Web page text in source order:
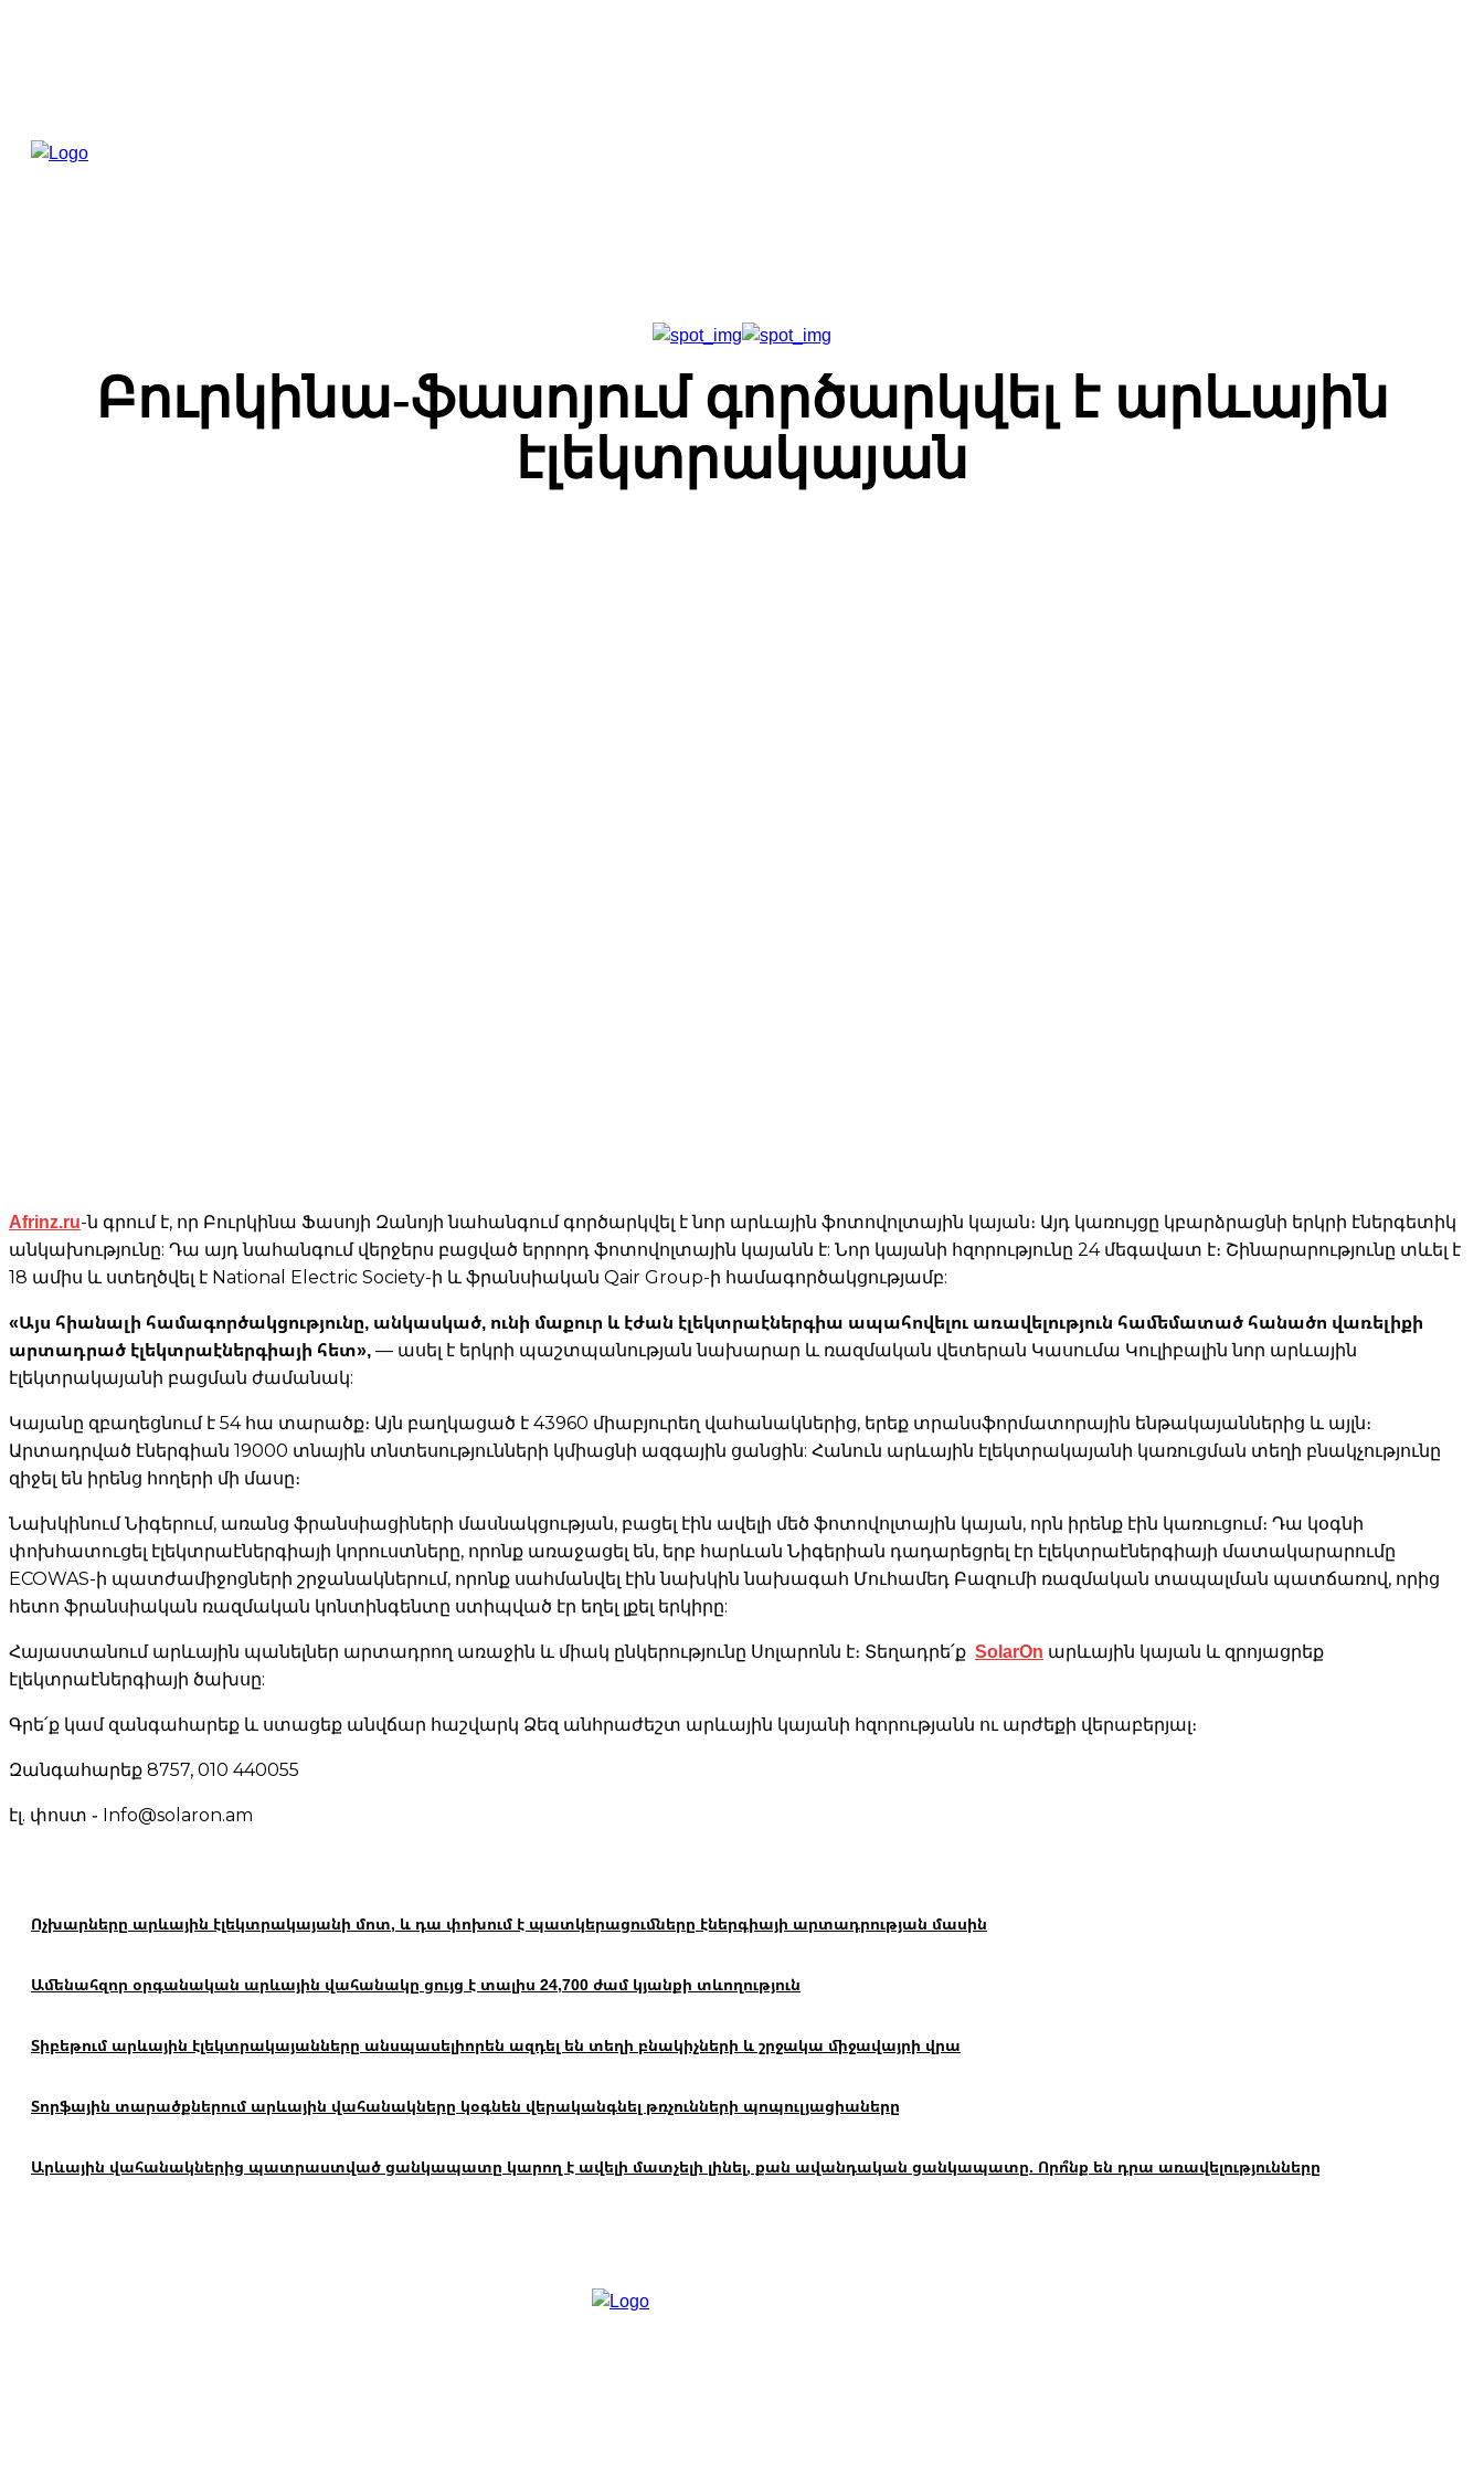
Բուրկինա-ֆասոյում գործարկվել է արևային
էլեկտրակայան
Afrinz.ru-ն գրում է, որ Բուրկինա Ֆասոյի Զանոյի նահանգում գործարկվել է նոր արևային ֆոտովոլտային կայան։ Այդ կառույցը կբարձրացնի երկրի էներգետիկ
անկախությունը: Դա այդ նահանգում վերջերս բացված երրորդ ֆոտովոլտային կայանն է: Նոր կայանի հզորությունը 24 մեգավատ է։ Շինարարությունը տևել է
18 ամիս և ստեղծվել է National Electric Society-ի և ֆրանսիական Qair Group-ի համագործակցությամբ:
«Այս հիանալի համագործակցությունը, անկասկած, ունի մաքուր և էժան էլեկտրաէներգիա ապահովելու առավելություն համեմատած հանածո վառելիքի
արտադրած էլեկտրաէներգիայի հետ», — ասել է երկրի պաշտպանության նախարար և ռազմական վետերան Կասումա Կուլիբալին նոր արևային
էլեկտրակայանի բացման ժամանակ:
Կայանը զբաղեցնում է 54 հա տարածք։ Այն բաղկացած է 43960 միաբյուրեղ վահանակներից, երեք տրանսֆորմատորային ենթակայաններից և այլն։
Արտադրված էներգիան 19000 տնային տնտեսությունների կմիացնի ազգային ցանցին: Հանուն արևային էլեկտրակայանի կառուցման տեղի բնակչությունը
զիջել են իրենց հողերի մի մասը։
Նախկինում Նիգերում, առանց ֆրանսիացիների մասնակցության, բացել էին ավելի մեծ ֆոտովոլտային կայան, որն իրենք էին կառուցում։ Դա կօգնի
փոխհատուցել էլեկտրաէներգիայի կորուստները, որոնք առաջացել են, երբ հարևան Նիգերիան դադարեցրել էր էլեկտրաէներգիայի մատակարարումը
ECOWAS-ի պատժամիջոցների շրջանակներում, որոնք սահմանվել էին նախկին նախագահ Մուհամեդ Բազումի ռազմական տապալման պատճառով, որից
հետո ֆրանսիական ռազմական կոնտինգենտը ստիպված էր եղել լքել երկիրը:
Հայաստանում արևային պանելներ արտադրող առաջին և միակ ընկերությունը Սոլարոնն է։ Տեղադրե՛ք SolarOn արևային կայան և զրոյացրեք
էլեկտրաէներգիայի ծախսը:
Գրե՛ք կամ զանգահարեք և ստացեք անվճար հաշվարկ Ձեզ անհրաժեշտ արևային կայանի հզորությանն ու արժեքի վերաբերյալ։
Զանգահարեք 8757, 010 440055
էլ. փոստ ֊ Info@solaron.am
Ոչխարները արևային էլեկտրակայանի մոտ, և դա փոխում է պատկերացումները էներգիայի արտադրության մասին
Ամենահզոր օրգանական արևային վահանակը ցույց է տալիս 24,700 ժամ կյանքի տևողություն
Տիբեթում արևային էլեկտրակայանները անսպասելիորեն ազդել են տեղի բնակիչների և շրջակա միջավայրի վրա
Տորֆային տարածքներում արևային վահանակները կօգնեն վերականգնել թռչունների պոպուլյացիաները
Արևային վահանակներից պատրաստված ցանկապատը կարող է ավելի մատչելի լինել, քան ավանդական ցանկապատը. Որո՞նք են դրա առավելությունները